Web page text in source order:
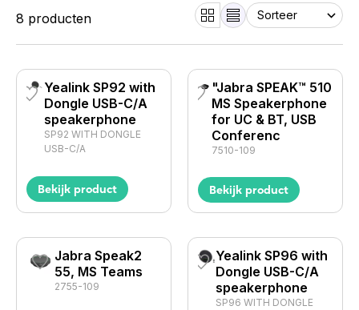
8 producten
Yealink SP92 with
Dongle USB-C/A
speakerphone
SP92 WITH DONGLE
USB-C/A
Bekijk product
"Jabra SPEAK™ 510
MS Speakerphone
for UC & BT, USB
Conferenc
7510-109
Bekijk product
Jabra Speak2
55, MS Teams
2755-109
Yealink SP96 with
Dongle USB-C/A
speakerphone
SP96 WITH DONGLE